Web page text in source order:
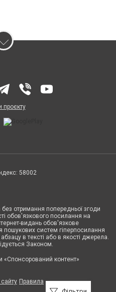
проєкту
58002
отримання попередньої згоди
обов'язкового посилання на
видань обов'язкове
пошукових систем гіперпосилання
в тексті або в якості джерела.
Законом.
«Спонсорований контент»
Правила